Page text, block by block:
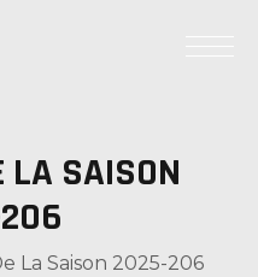
LA SAISON
La Saison 2025-206